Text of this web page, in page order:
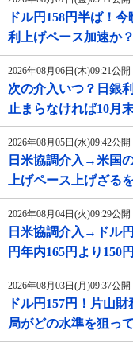
ドル円158円半ば！
利上げペース加速か
2026年08月06日(木)09:21公開
次の介入いつ？日銀
止まらなければ10月
2026年08月05日(水)09:42公開
日米協調介入→米国
上げペース上げざる
2026年08月04日(火)09:29公開
日米協調介入→ドル
円年内165円より150
2026年08月03日(月)09:37公開
ドル円157円！片山
局がどの水準を狙っ